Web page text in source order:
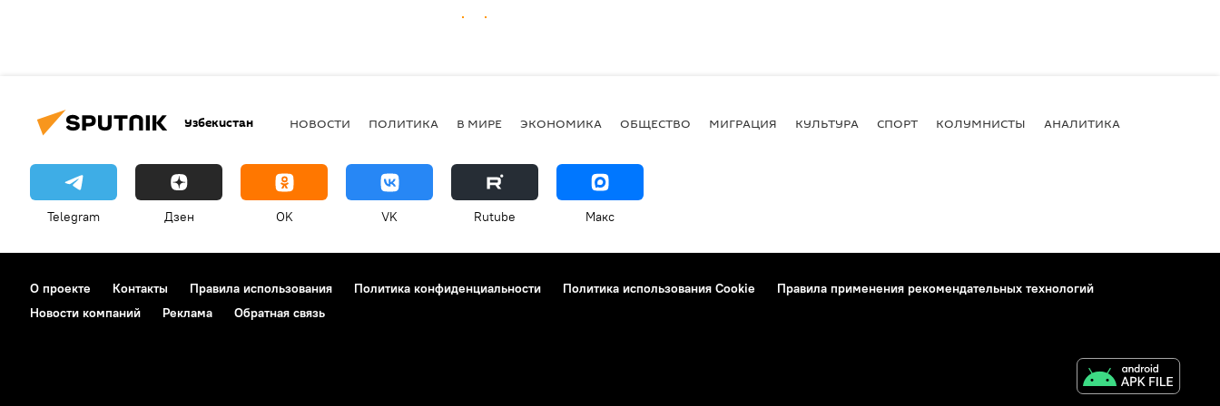
Узбекистан НОВОСТИ ПОЛИТИКА В МИРЕ ЭКОНОМИКА ОБЩЕСТВО МИГРАЦИЯ КУЛЬТУРА СПОРТ КОЛУМНИСТЫ АНАЛИТИКА
Telegram Дзен OK VK Rutube Макс
О проекте Контакты Правила использования Политика конфиденциальности Политика использования Cookie
Правила применения рекомендательных технологий
Новости компаний
Реклама Обратная связь